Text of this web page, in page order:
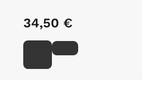
34,50 €